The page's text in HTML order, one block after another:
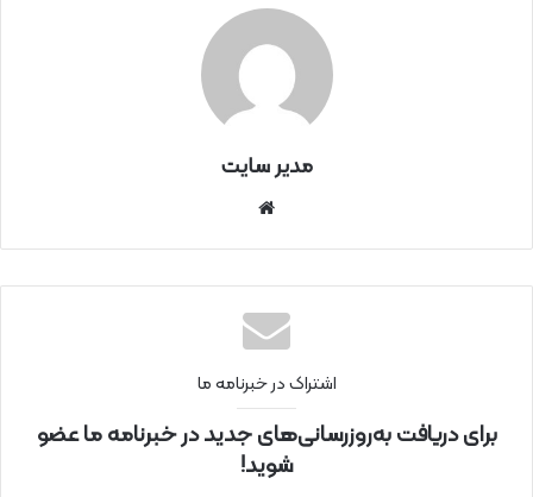
مدیر سایت
نتی
اشتراک در خبرنامه ما
برای دریافت به‌روزرسانی‌های جدید در خبرنامه ما عضو
شوید!